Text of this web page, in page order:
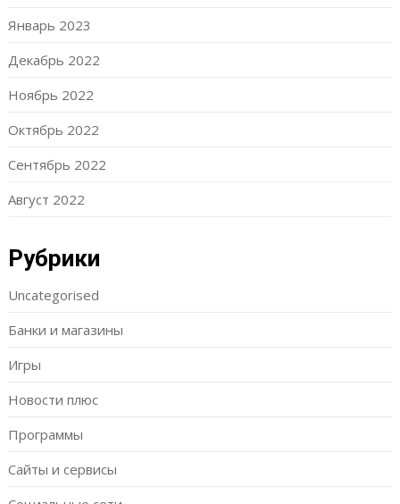
Январь 2023
Декабрь 2022
Ноябрь 2022
Октябрь 2022
Сентябрь 2022
Август 2022
Рубрики
Uncategorised
Банки и магазины
Игры
Новости плюс
Программы
Сайты и сервисы